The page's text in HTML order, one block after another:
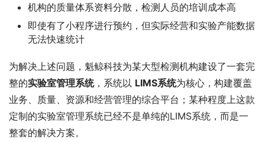
机构的质量体系资料分散，检测人员的培训成本高
即使有了小程序进行预约，但实际经营和实验产能数据
无法快速统计
为解决上述问题，魁鲸科技为某大型检测机构建设了一套完
整的实验室管理系统，系统以 LIMS系统为核心，构建覆盖
业务、质量、资源和经营管理的综合平台；某种程度上这款
定制的实验室管理系统已经不是单纯的LIMS系统，而是一
整套的解决方案。